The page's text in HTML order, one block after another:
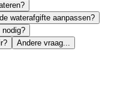
waterafgifte aanpassen?
nodig?
Andere vraag...